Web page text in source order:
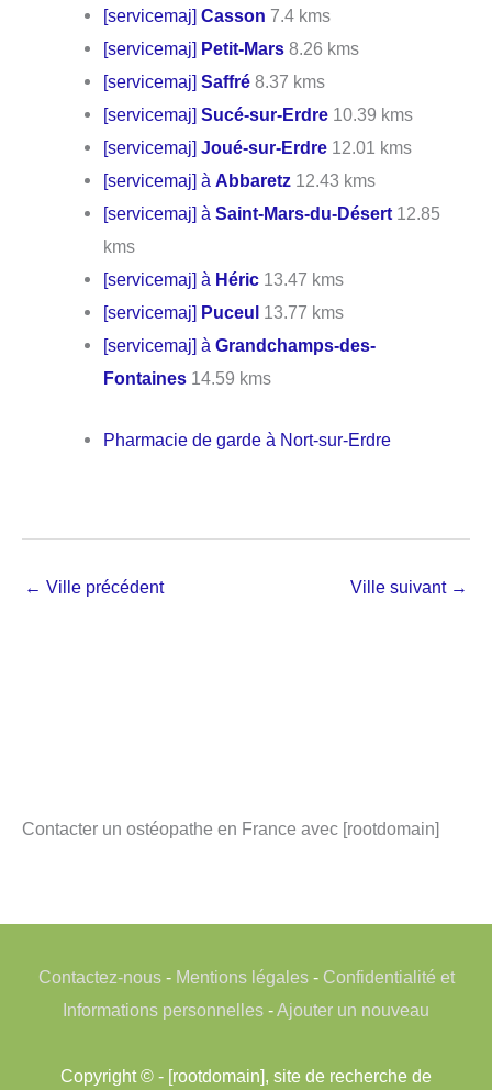
[servicemaj]Casson 7.4 kms
[servicemaj] Petit-Mars 8.26 kms
[servicemaj]Saffré 8.37 kms
[servicemaj]Sucé-sur-Erdre 10.39 kms
[servicemaj]Joué-sur-Erdre 12.01 kms
[servicemaj] àAbbaretz 12.43 kms
[servicemaj] àSaint-Mars-du-Désert 12.85
kms
[servicemaj] à Héric 13.47 kms
[servicemaj] Puceul 13.77 kms
[servicemaj] àGrandchamps-des-
Fontaines 14.59 kms
Pharmacie de garde à Nort-sur-Erdre
← Ville précédent Ville suivant →
Contacter un ostéopathe en France avec [rootdomain]
Contactez-nous- Mentions légales- Confidentialité et
Informations personnelles -Ajouter un nouveau
Copyright © - [rootdomain], site de recherche de